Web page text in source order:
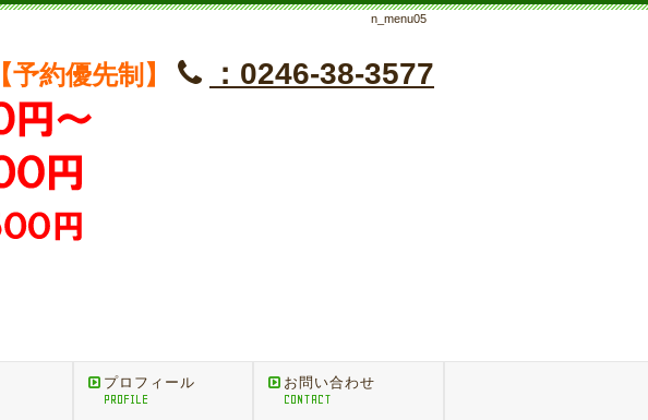
n_menu05
【予約優先制】 ：0246-38-3577
プロフィール
PROFILE
お問い合わせ
CONTACT